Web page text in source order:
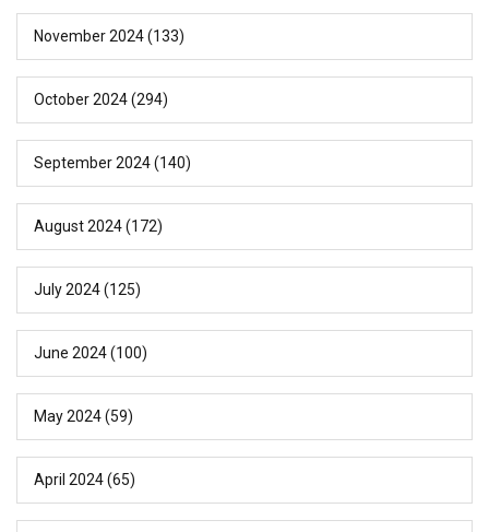
November 2024(133)
October 2024(294)
September 2024(140)
August 2024(172)
July 2024(125)
June 2024(100)
May 2024(59)
April 2024(65)